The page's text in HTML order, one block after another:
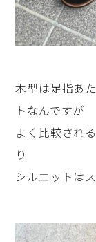
木型は足指あ
トなんですが
よく比較され
り
シルエットは